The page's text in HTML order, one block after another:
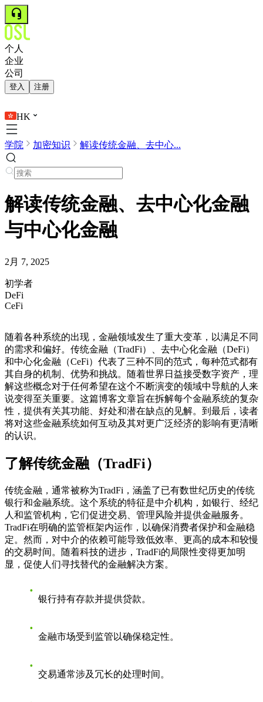
个人
企业
公司
登入 注册
HK
学院 加密知识 解读传统金融、去中心...
解读传统金融、去中心化金融
与中心化金融
2月 7, 2025
初学者
DeFi
CeFi
随着各种系统的出现，金融领域发生了重大变革，以满足不同
的需求和偏好。传统金融（TradFi）、去中心化金融（DeFi）
和中心化金融（CeFi）代表了三种不同的范式，每种范式都有
其自身的机制、优势和挑战。随着世界日益接受数字资产，理
解这些概念对于任何希望在这个不断演变的领域中导航的人来
说变得至关重要。这篇博客文章旨在拆解每个金融系统的复杂
性，提供有关其功能、好处和潜在缺点的见解。到最后，读者
将对这些金融系统如何互动及其对更广泛经济的影响有更清晰
的认识。
了解传统金融（TradFi）
传统金融，通常被称为TradFi，涵盖了已有数世纪历史的传统
银行和金融系统。这个系统的特征是中介机构，如银行、经纪
人和监管机构，它们促进交易、管理风险并提供金融服务。
TradFi在明确的监管框架内运作，以确保消费者保护和金融稳
定。然而，对中介的依赖可能导致低效率、更高的成本和较慢
的交易时间。随着科技的进步，TradFi的局限性变得更加明
显，促使人们寻找替代的金融解决方案。
银行持有存款并提供贷款。
金融市场受到监管以确保稳定性。
交易通常涉及冗长的处理时间。